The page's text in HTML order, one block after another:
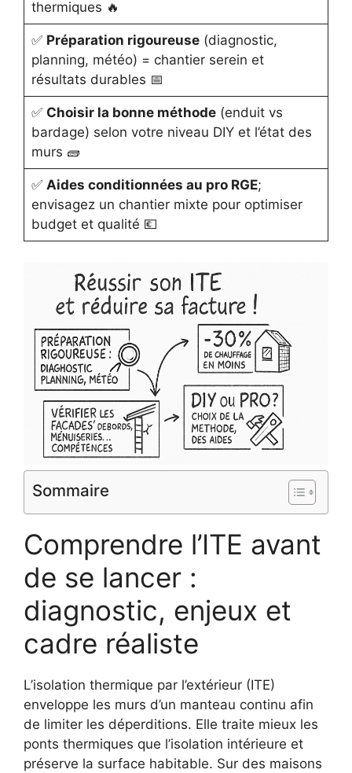
thermiques 🔥
✅ Préparation rigoureuse(diagnostic,
planning, météo) = chantier serein et
résultats durables 📅
✅ Choisir la bonne méthode(enduit vs
bardage) selon votre niveau DIY et l’état des
murs 🧱
✅ Aides conditionnées au pro RGE;
envisagez un chantier mixte pour optimiser
budget et qualité 💶
Sommaire
Comprendre l’ITE avant
de se lancer :
diagnostic, enjeux et
cadre réaliste
L’isolation thermique par l’extérieur (ITE)
enveloppe les murs d’un manteau continu afin
de limiter les déperditions. Elle traite mieux les
ponts thermiques que l’isolation intérieure et
préserve la surface habitable. Sur des maisons